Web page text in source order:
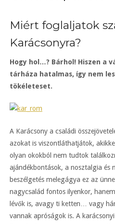
Miért foglaljatok
Karácsonyra?
Hogy hol…? Bárhol! Hiszen a
tárháza hatalmas, így nem
tökéleteset.
A Karácsony a családi
azokat is viszontláthatjátok,
olyan okokból nem tudtok
ajándékbontások, a nosztalgia és
beszélgetés melegágya ez az
nagycsalád fontos ilyenkor,
lévők is, avagy ti ketten… vagy
vannak apróságok is. A